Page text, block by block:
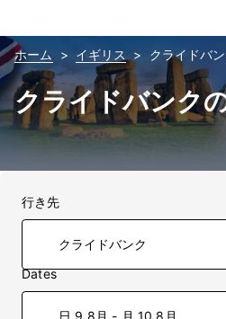
ホーム イギリス クライドバ
クライドバンク
行き先
Dates
日 9 8月 - 月 10 8月